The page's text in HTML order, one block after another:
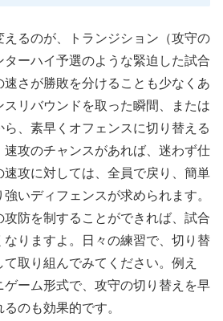
るのが、トランジション（攻守の
ーハイ予選のような緊迫した試合
さが勝敗を分けることも少なくあ
スリバウンドを取った瞬間、または
ら、素早くオフェンスに切り替える
攻のチャンスがあれば、迷わず仕
攻に対しては、全員で戻り、簡単
いディフェンスが求められます。
攻防を制することができれば、試合
りますよ。日々の練習で、切り替
取り組んでみてください。例え
ゲーム形式で、攻守の切り替えを早
のも効果的です。